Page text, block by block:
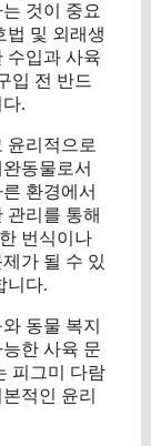
것이 중요
법 및 외래생
수입과 사육
입 전 반드
.
윤리적으로
동물로서
환경에서
관리를 통해
번식이나
가 될 수 있
니다.
동물 복지
한 사육 문
피그미 다람
적인 윤리